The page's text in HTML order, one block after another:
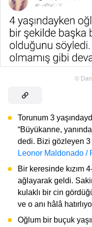
©
Torunum 3
“Büyükanne,
dedi. Bizi gözleyen
Leonor Maldonado /
Bir keresinde kızım
ağlayarak geldi.
kulaklı bir cin
ve o anı hâlâ
Oğlum bir buçuk